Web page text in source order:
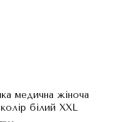
медична жіноча
білий XXL